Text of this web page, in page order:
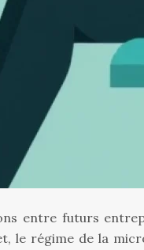
entre futurs
le régime de la